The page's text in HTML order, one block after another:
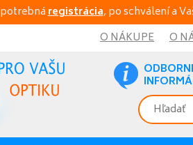
potrebnáregistrácia, po schválení a
O NÁKUPE O